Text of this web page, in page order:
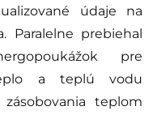
údaje na
Paralelne prebiehal
pre
a teplú vodu
teplom